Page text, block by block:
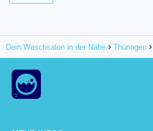
Dein Waschsalon in der Nähe Thüringen